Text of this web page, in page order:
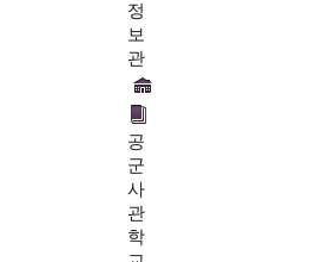
정
보
관
공
군
사
관
학